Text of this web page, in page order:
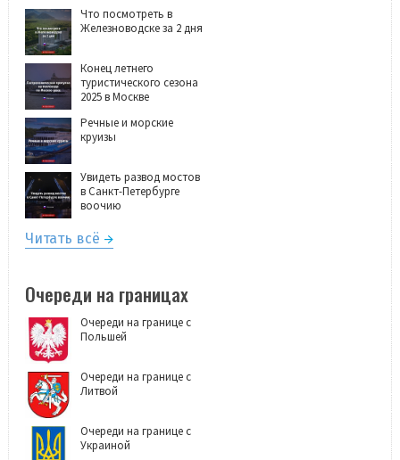
Что посмотреть в
Железноводске за 2 дня
Конец летнего
туристического сезона
2025 в Москве
Речные и морские
круизы
Увидеть развод мостов
в Санкт-Петербурге
воочию
Читать всё
Очереди на границах
Очереди на границе с
Польшей
Очереди на границе с
Литвой
Очереди на границе с
Украиной